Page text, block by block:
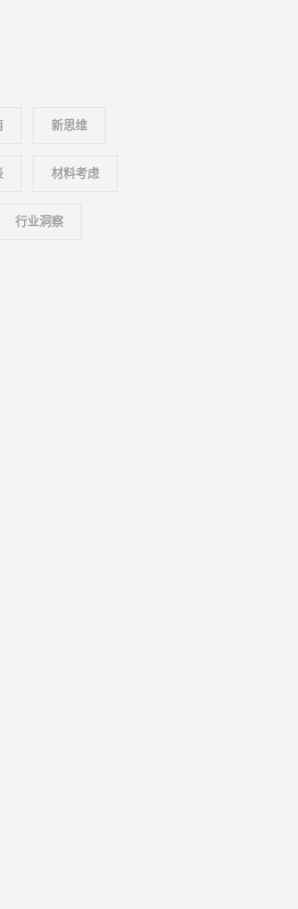
新思维
材料考虑
行业洞察